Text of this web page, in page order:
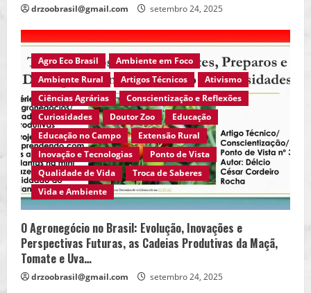
drzoobrasil@gmail.com setembro 24, 2025
Agro Eco Brasil
Ambiente em Foco
Ambiente Rural
Artigos Técnicos
Ativismo
Ciências Agrárias
Conscientização e Reflexões
Curiosidades
Doutor Zoo
Educação
Educação no Campo
Extensão Rural
Inovação e Tecnologias
Ponto de Vista
Qualidade de Vida
Troca de Saberes
Vida e Ambiente
O Agronegócio no Brasil: Evolução, Inovações e
Perspectivas Futuras, as Cadeias Produtivas da Maçã,
Tomate e Uva…
drzoobrasil@gmail.com setembro 24, 2025